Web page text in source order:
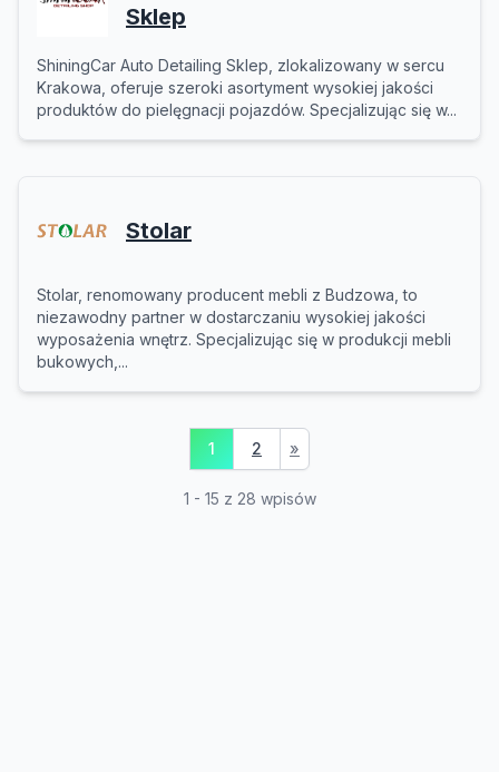
Sklep
ShiningCar Auto Detailing Sklep, zlokalizowany w sercu
Krakowa, oferuje szeroki asortyment wysokiej jakości
produktów do pielęgnacji pojazdów. Specjalizując się w...
Stolar
Stolar, renomowany producent mebli z Budzowa, to
niezawodny partner w dostarczaniu wysokiej jakości
wyposażenia wnętrz. Specjalizując się w produkcji mebli
bukowych,...
1 2 »
1 - 15 z 28 wpisów